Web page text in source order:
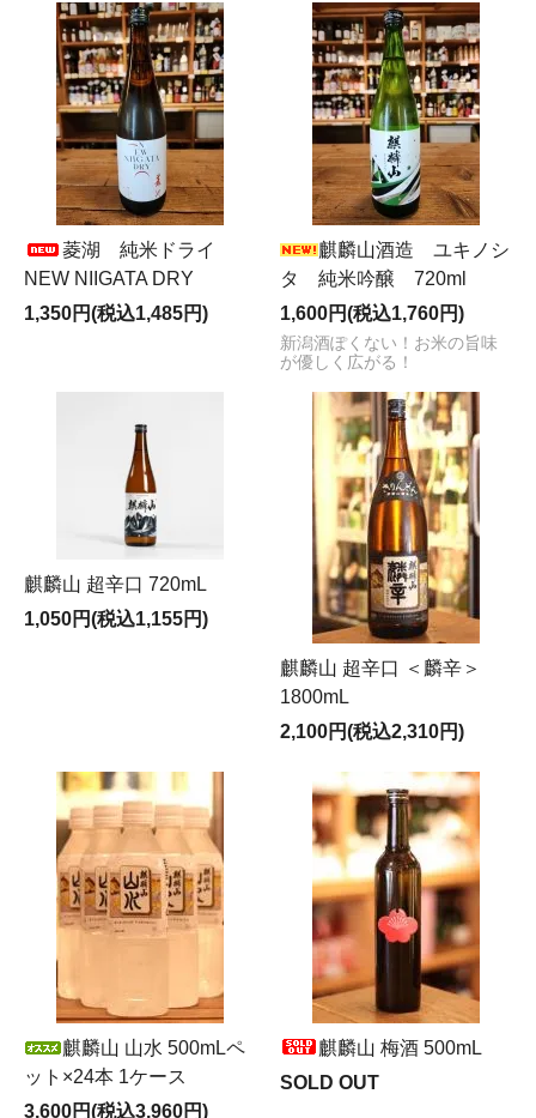
菱湖 純米ドライ
NEW NIIGATA DRY
1,350円(税込1,485円)
麒麟山酒造 ユキノシ
タ 純米吟醸 720ml
1,600円(税込1,760円)
新潟酒ぽくない！お米の旨味
が優しく広がる！
麒麟山 超辛口 720mL
1,050円(税込1,155円)
麒麟山 超辛口 ＜麟辛＞
1800mL
2,100円(税込2,310円)
麒麟山 山水 500mLペ
ット×24本 1ケース
3,600円(税込3,960円)
麒麟山 梅酒 500mL
SOLD OUT